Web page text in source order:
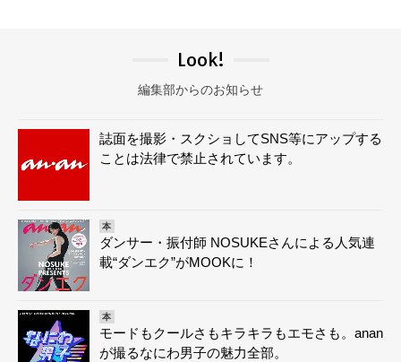
Look!
編集部からのお知らせ
誌面を撮影・スクショしてSNS等にアップする
ことは法律で禁止されています。
本
ダンサー・振付師 NOSUKEさんによる人気連
載“ダンエク”がMOOKに！
本
モードもクールさもキラキラもエモさも。anan
が撮るなにわ男子の魅力全部。